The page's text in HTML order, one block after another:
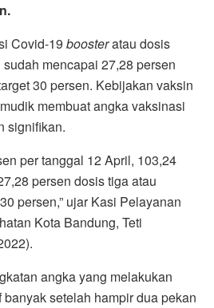
Covid-19 boosteratau dosis
mencapai 27,28 persen
30 persen. Kebijakan vaksin
membuat angka vaksinasi
signifikan.
per tanggal 12 April, 103,24
persen dosis tiga atau
persen,” ujar Kasi Pelayanan
Kota Bandung, Teti
angka yang melakukan
setelah hampir dua pekan